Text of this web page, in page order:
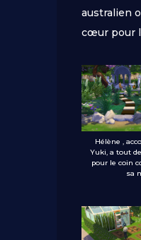
australien
cœur pour
Hélène ,
Yuki, a tout
pour le coin
sa